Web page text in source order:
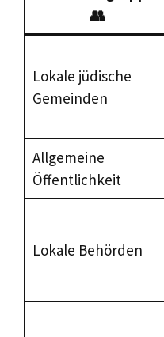
👥
Lokale jüdische
Gemeinden
Allgemeine
Öffentlichkeit
Lokale Behörden